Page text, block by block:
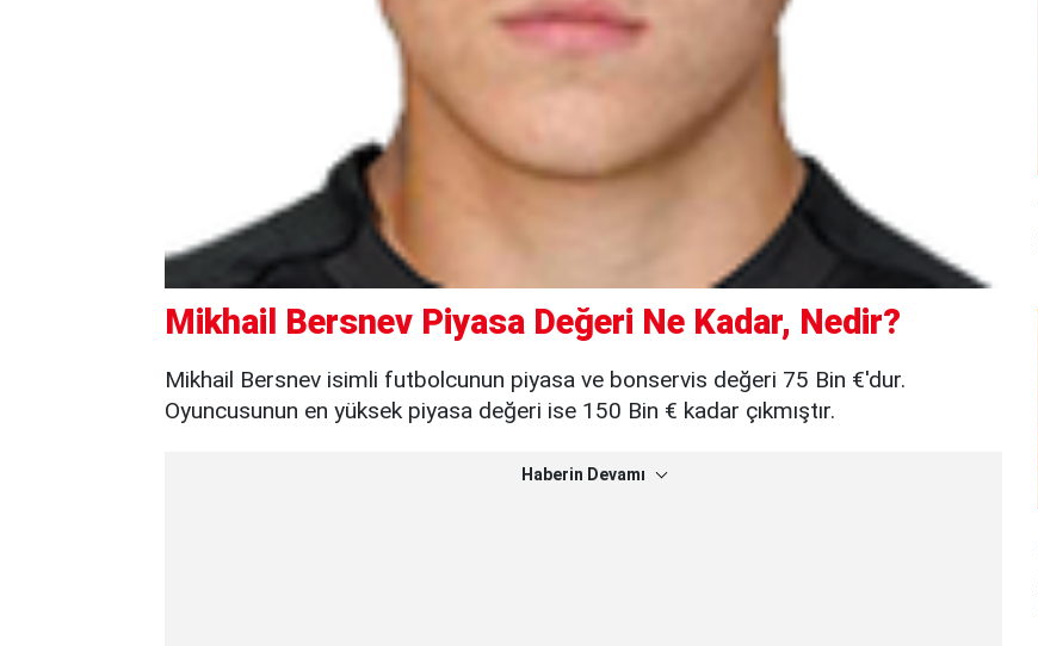
Mikhail Bersnev Piyasa Değeri Ne Kadar, Nedir?
Mikhail Bersnev isimli futbolcunun piyasa ve bonservis değeri 75 Bin €'dur.
Oyuncusunun en yüksek piyasa değeri ise 150 Bin € kadar çıkmıştır.
Haberin Devamı